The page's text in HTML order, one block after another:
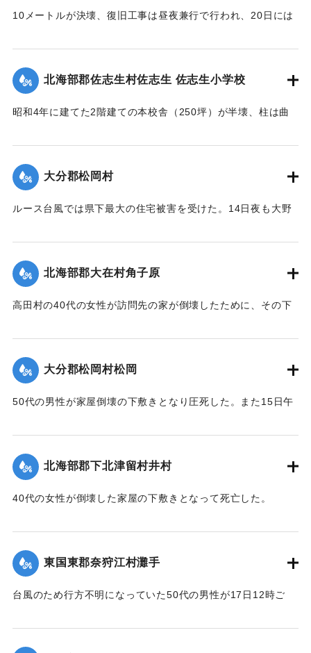
々安堵セルモ去昭和二十六年ノルース台風ノ際一瞬ニシテ流
途ノ光明ハ完全ニ消滅シテ仕舞タノテアル 時ノ両川村長権
保馬氏ト両川村議會長安部邦夫氏ノ聡明ト侠氣トハ快ク地元
数
十万圓ノ巨費ヲ投ジ着工数ヶ月ニシテ縣北屈指ノ雄大堅牢ヲ
挺
身的協力トハ其効績實ニ著大ナモノガアル 僅々五十戸ニ過
ギ
設
サレタ事ハ時代文化ノ餘澤トハ言ヘ實ニ一世ノ奇蹟トシテ交
通
昭和三十一年九月仲秋 院内村 教育委員會
※碑文の画像（2枚目）・翻刻は「デジタル拓本」による。
｜固有コード:
10メートルが決壊、復旧工事は昼夜兼行で行われ、20日には
｜固有コード:
北海部郡佐志生村佐志生 佐志生小学校
昭和4年に建てた2階建ての本校舎（250坪）が半壊、柱は曲
全部使用不能に陥り、420名の生徒は教室を失ってしまった。
緊急臨時村議会の結果、割合損害の少ない2階建ての講堂兼教
室に1年2学級と6年2学級を収容、他の8学級300名を桑原、目
したが生徒が多数のため机を入れることもできず、板の間に
｜固有コード:
大分郡松岡村
ルース台風では県下最大の住宅被害を受けた。14日夜も大野
れ被害のひどかった松岡、菰田集落ではわずか9戸のうち住宅
2戸、非住家5戸、死者1人を出した。そのほか建物の全半壊は
310棟を数えた。
【出典：大分合同新聞 1951年10月22日朝刊1面】
北海部郡大在村角子原
高田村の40代の女性が訪問先の家が倒壊したために、その下
｜固有コード:
大分郡松岡村松岡
50代の男性が家屋倒壊の下敷きとなり圧死した。また15日午
防署の調べによると損害17万円。
【出典：大分合同新聞 1951年10月18日朝刊2面】
｜固有コード: 005200115
北海部郡下北津留村井村
40代の女性が倒壊した家屋の下敷きとなって死亡した。
｜固有コード: 005200116
東国東郡奈狩江村灘手
台風のため行方不明になっていた50代の男性が17日12時ご
国東地区署に届け出た。